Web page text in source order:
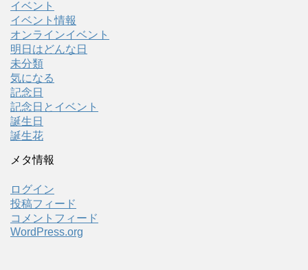
イベント
イベント情報
オンラインイベント
明日はどんな日
未分類
気になる
記念日
記念日とイベント
誕生日
誕生花
メタ情報
ログイン
投稿フィード
コメントフィード
WordPress.org